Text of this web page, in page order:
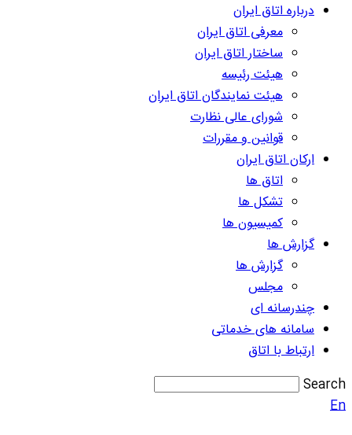
درباره اتاق ایران
معرفی اتاق ایران
ساختار اتاق ایران
هیئت رئیسه
هیئت نمایندگان اتاق ایران
شورای عالی نظارت
قوانین و مقررات
ارکان اتاق ایران
اتاق ها
تشکل ها
کمیسیون ها
گزارش ها
گزارش ها
مجلس
چندرسانه ای
سامانه های خدماتی
ارتباط با اتاق
Search
En